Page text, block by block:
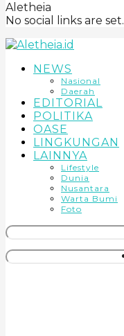
Aletheia
No social links are set.
NEWS
Nasional
Daerah
EDITORIAL
POLITIKA
OASE
LINGKUNGAN
LAINNYA
Lifestyle
Dunia
Nusantara
Warta Bumi
Foto